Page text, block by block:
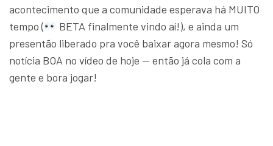
acontecimento que a comunidade esperava há MUITO
tempo (
BETA finalmente vindo aí!), e ainda um
presentão liberado pra você baixar agora mesmo! Só
notícia BOA no vídeo de hoje — então já cola com a
gente e bora jogar!